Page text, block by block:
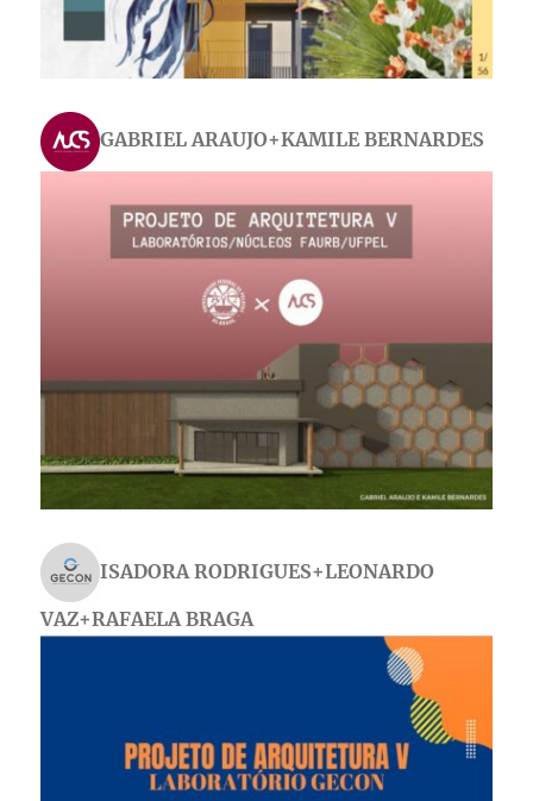
GABRIEL ARAUJO+KAMILE BERNARDES
ISADORA RODRIGUES+LEONARDO
VAZ+RAFAELA BRAGA